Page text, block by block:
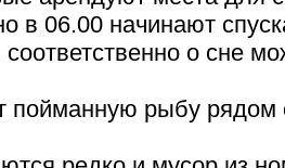
в 06.00 начинают
соответственно о сне
пойманную рыбу рядом